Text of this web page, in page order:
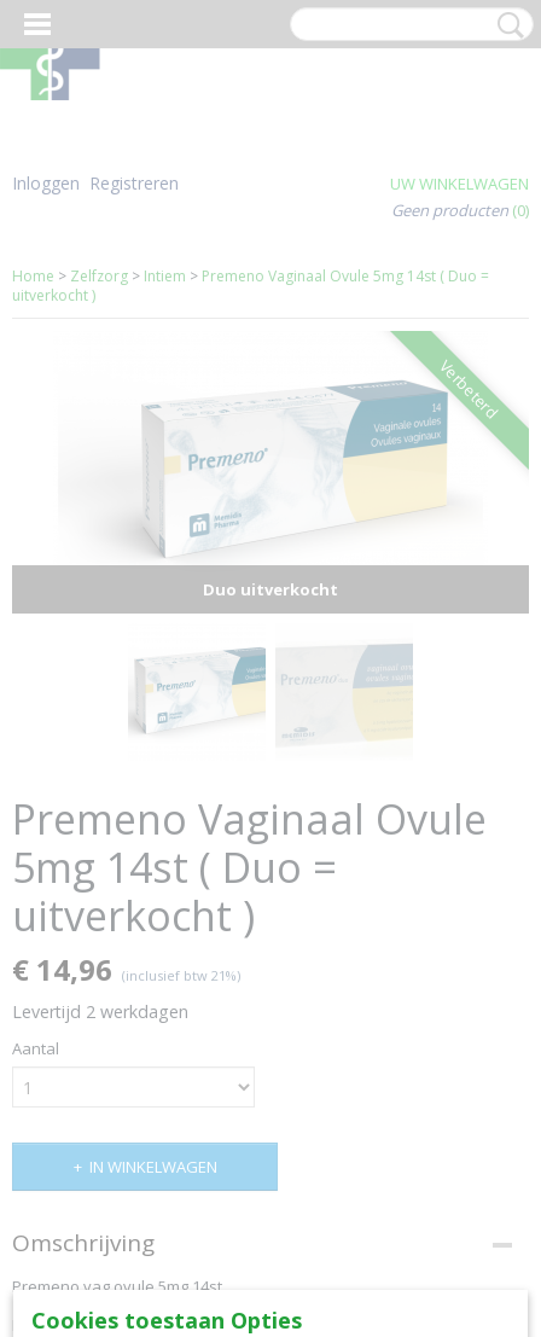
Inloggen Registreren
UW WINKELWAGEN
Geen producten (0)
Home > Zelfzorg > Intiem > Premeno Vaginaal Ovule 5mg 14st ( Duo =
uitverkocht )
Duo uitverkocht
Verbeterd
Premeno Vaginaal Ovule
5mg 14st ( Duo =
uitverkocht )
€ 14,96 (inclusief btw 21%)
Levertijd 2 werkdagen
Aantal
IN WINKELWAGEN
Omschrijving
Premeno vag ovule 5mg 14st
Premeno vaginaal ovules bij vaginale droogheid ten gevolge van de
Cookies toestaan Opties